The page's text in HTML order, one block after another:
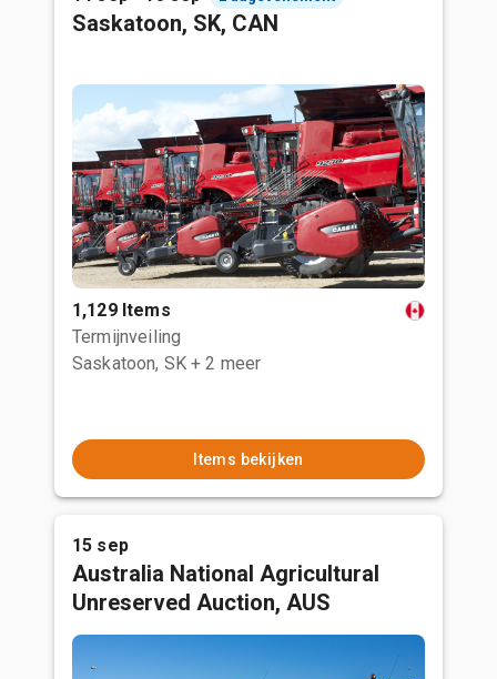
Saskatoon, SK, CAN
1,129 Items
Termijnveiling
Saskatoon, SK + 2 meer
Items bekijken
15 sep
Australia National Agricultural
Unreserved Auction, AUS